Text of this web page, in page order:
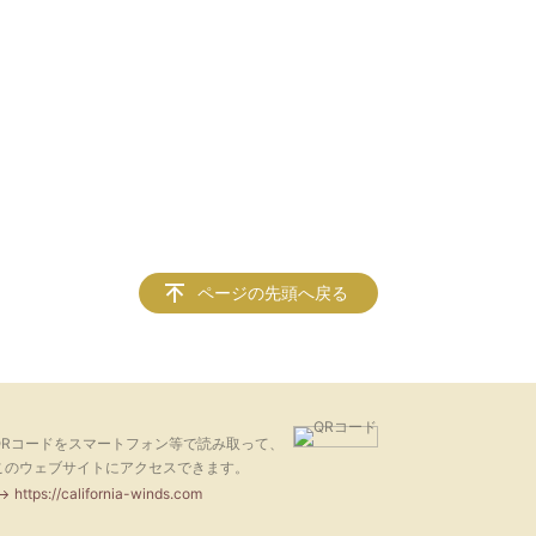
ページの先頭へ戻る
コードをスマートフォン等で読み取って、
のウェブサイトにアクセスできます。
https://california-winds.com